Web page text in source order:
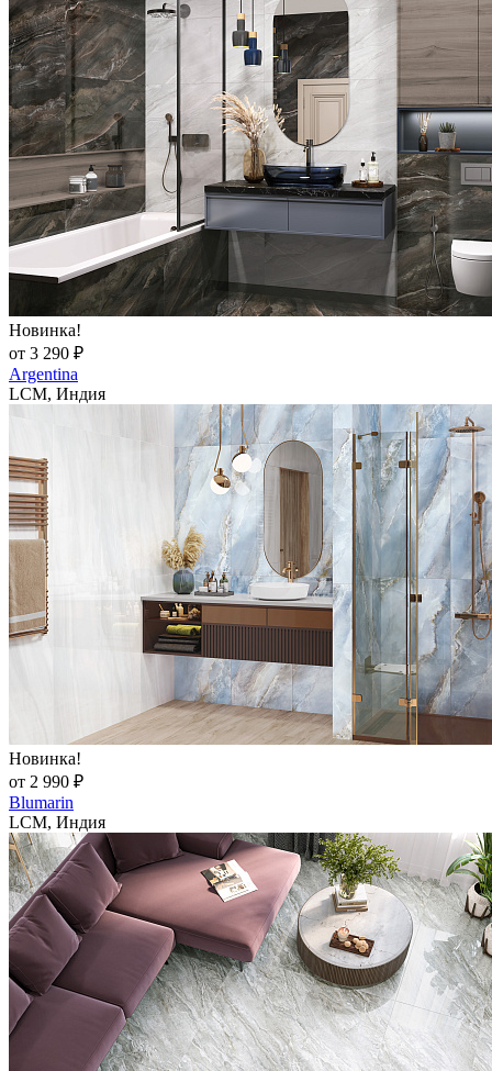
Новинка!
от 3 290 ₽
Argentina
LCM, Индия
Новинка!
от 2 990 ₽
Blumarin
LCM, Индия